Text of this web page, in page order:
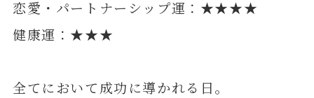
恋愛・パートナーシップ運：★★★★
健康運：★★★
全てにおいて成功に導かれる日。